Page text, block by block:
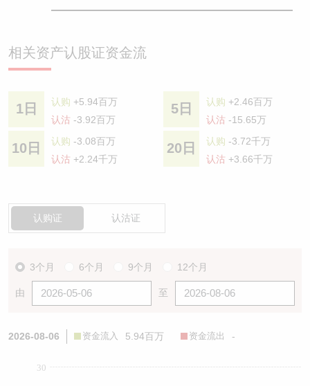
相关资产认股证资金流
1日 认购 +5.94百万
认沽 -3.92百万
5日 认购 +2.46百万
认沽 -15.65万
10日 认购 -3.08百万
认沽 +2.24千万
20日 认购 -3.72千万
认沽 +3.66千万
认购证 认沽证
3个月 6个月 9个月 12个月
由 至
2026-08-06 资金流入 5.94百万 资金流出 -
30